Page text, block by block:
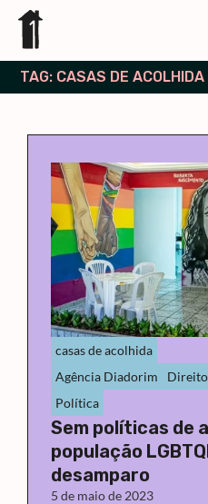
TAG: CASAS DE ACOLHIDA
casas de acolhida
Agência Diadorim
Política
Sem políticas de
população
desamparo
5 de maio de 2023